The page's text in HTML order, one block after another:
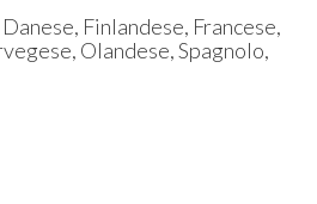
Finlandese, Francese,
Olandese, Spagnolo,